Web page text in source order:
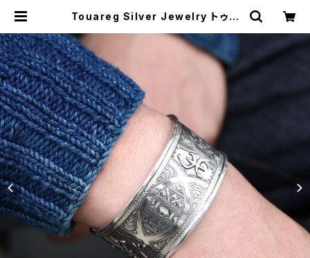
Touareg Silver Jewelry トゥア
GLE ワイドシルバーバングル アフリ
カ サハラ砂漠 | MAVAZI マバジ